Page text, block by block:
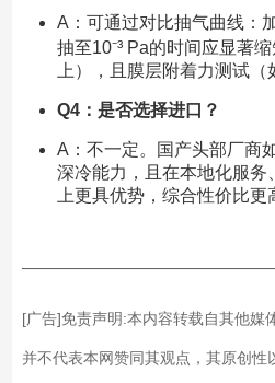
A：可通过对比抽气曲线：
抽至10⁻³ Pa的时间应显著
上），且膜层附着力测试（
Q4：是否选择进口？
A：不一定。国产头部厂商
深冷能力，且在本地化服务
上更具优势，综合性价比更
[广告]免责声明:本内容转载自其他媒
并不代表本网赞同其观点，其原创性